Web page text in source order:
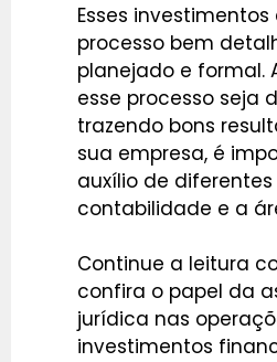
Esses
processo bem
planejado e formal.
esse processo seja
trazendo bons
sua empresa, é
auxílio de
contabilidade e a
Continue a leitura
confira o papel da
jurídica nas
investimentos